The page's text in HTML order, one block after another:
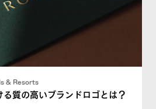
& Resorts
質の高いブランドロゴとは？